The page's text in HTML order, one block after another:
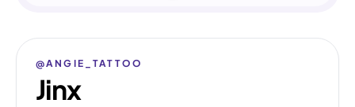
@ANGIE_TATTOO
Jinx